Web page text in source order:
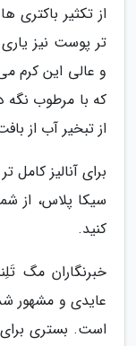
از تکثیر باکتری
تر پوست نیز
و عالی این کرم
که با مرطوب
از تبخیر آب از
برای آنالیز کامل
سیکا پلاس، از
کنید.
خبرنگاران مگ
عایدی و مشهور
است. بستری برای